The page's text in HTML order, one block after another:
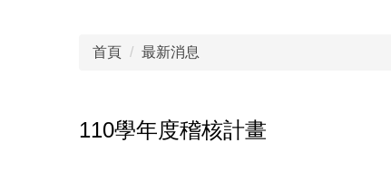
首頁 最新消息
110學年度稽核計畫